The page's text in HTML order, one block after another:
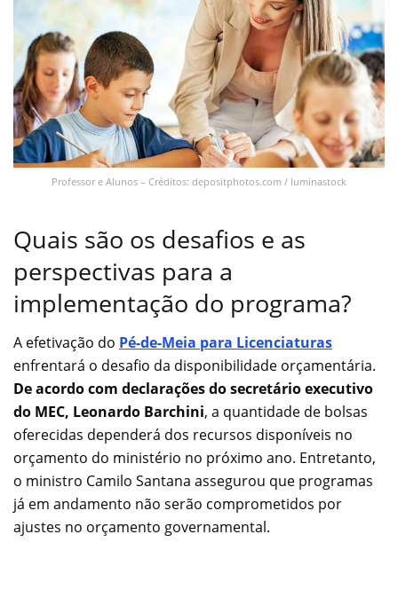
Professor e Alunos – Créditos: depositphotos.com / luminastock
Quais são os desafios e as
perspectivas para a
implementação do programa?
A efetivação do Pé-de-Meia para Licenciaturas
enfrentará o desafio da disponibilidade orçamentária.
De acordo com declarações do secretário executivo
do MEC, Leonardo Barchini, a quantidade de bolsas
oferecidas dependerá dos recursos disponíveis no
orçamento do ministério no próximo ano. Entretanto,
o ministro Camilo Santana assegurou que programas
já em andamento não serão comprometidos por
ajustes no orçamento governamental.